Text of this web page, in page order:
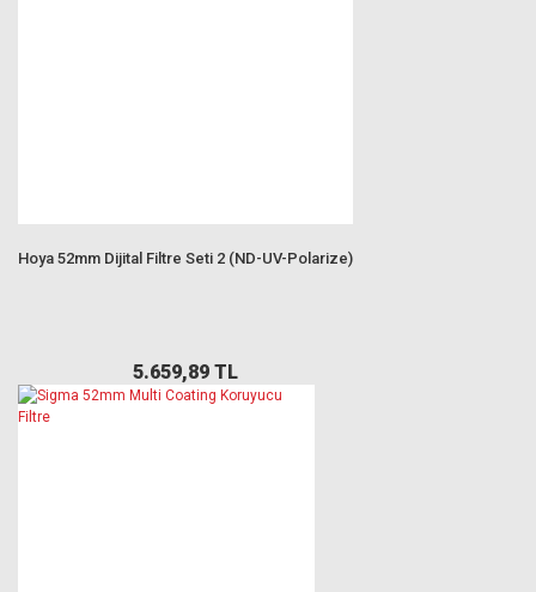
Hoya 52mm Dijital Filtre Seti 2 (ND-UV-Polarize)
5.659,89 TL